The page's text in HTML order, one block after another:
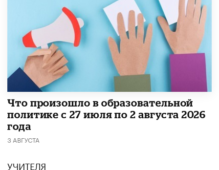
​Что произошло в образовательной
политике с 27 июля по 2 августа 2026
года
3 АВГУСТА
УЧИТЕЛЯ